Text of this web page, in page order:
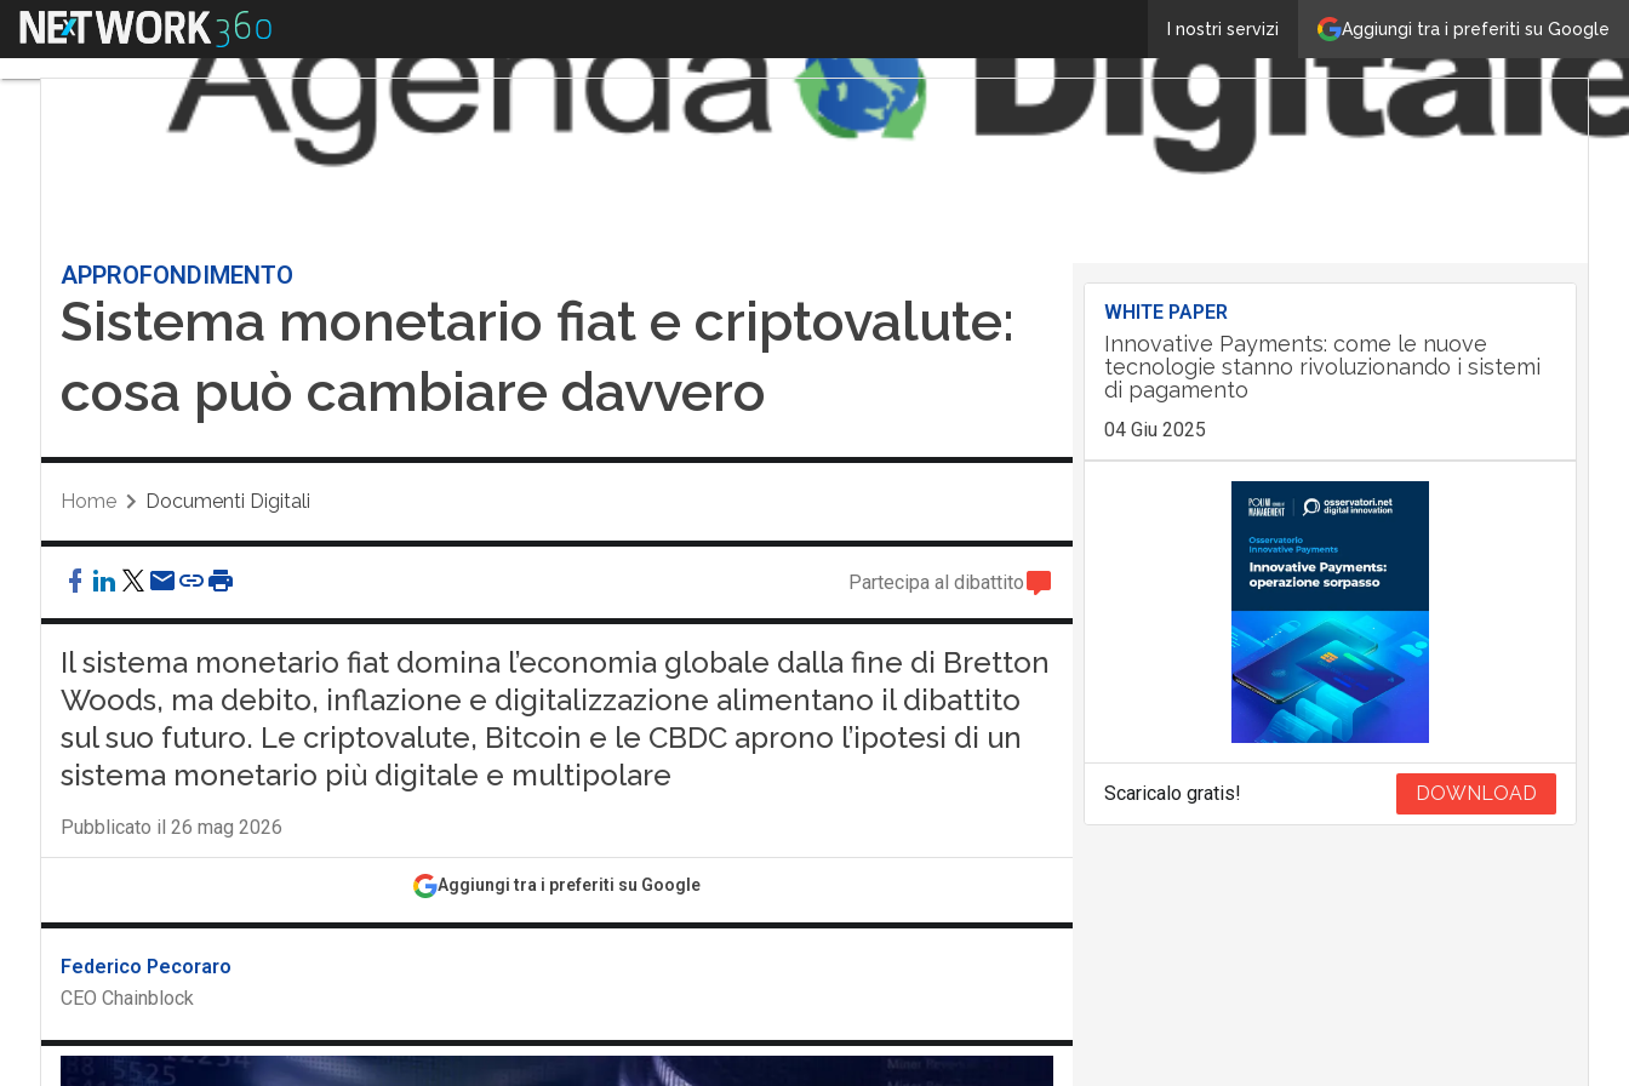
Aggiungi tra i preferiti su Google
I nostri servizi
Menu
APPROFONDIMENTO
Sistema monetario fiat e criptovalute:
cosa può cambiare davvero
Home Documenti Digitali
Partecipa al dibattito
Il sistema monetario fiat domina l’economia globale dalla fine di Bretton
Woods, ma debito, inflazione e digitalizzazione alimentano il dibattito
sul suo futuro. Le criptovalute, Bitcoin e le CBDC aprono l’ipotesi di un
sistema monetario più digitale e multipolare
Pubblicato il 26 mag 2026
Aggiungi tra i preferiti su Google
Federico Pecoraro
CEO Chainblock
WHITE PAPER
Innovative Payments: come le nuove
tecnologie stanno rivoluzionando i sistemi
di pagamento
04 Giu 2025
Scaricalo gratis! DOWNLOAD